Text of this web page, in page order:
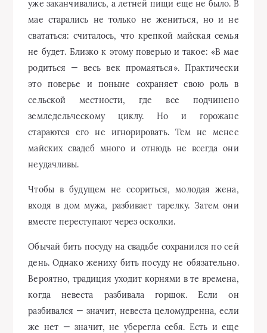
уже заканчивались, а летней пищи еще не было. В
мае старались не только не жениться, но и не
свататься: считалось, что крепкой майская семья
не будет. Близко к этому поверью и такое: «В мае
родиться — весь век промаяться». Практически
это поверье и поныне сохраняет свою роль в
сельской местности, где все подчинено
земледельческому циклу. Но и горожане
стараются его не игнорировать. Тем не менее
майских свадеб много и отнюдь не всегда они
неудачливы.
Чтобы в будущем не ссориться, молодая жена,
входя в дом мужа, разбивает тарелку. Затем они
вместе переступают через осколки.
Обычай бить посуду на свадьбе сохранился по сей
день. Однако жениху бить посуду не обязательно.
Вероятно, традиция уходит корнями в те времена,
когда невеста разбивала горшок. Если он
разбивался — значит, невеста целомудренна, если
же нет — значит, не уберегла себя. Есть и еще